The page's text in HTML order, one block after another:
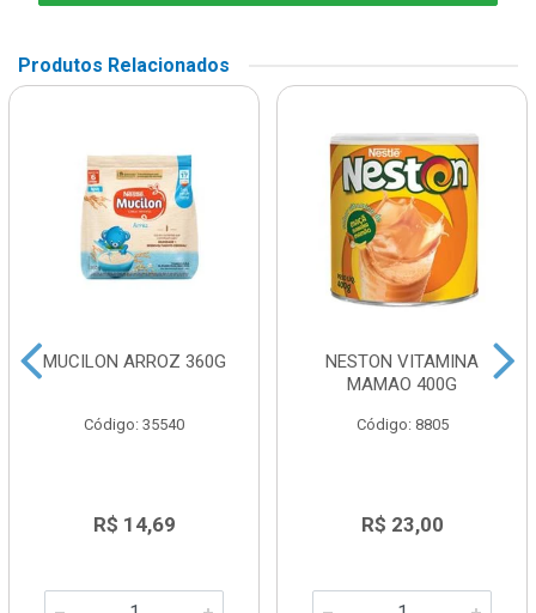
Produtos Relacionados
MUCILON ARROZ 360G
Código: 35540
R$ 14,69
NESTON VITAMINA
MAMAO 400G
Código: 8805
R$ 23,00